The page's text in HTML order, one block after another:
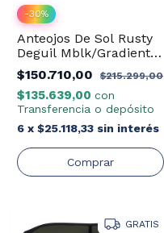
-30%
Anteojos De Sol Rusty
Deguil Mblk/Gradient
Grey Pol
$150.710,00 $215.299,00
$135.639,00 con
Transferencia o depósito
6 x $25.118,33 sin interés
GRATIS